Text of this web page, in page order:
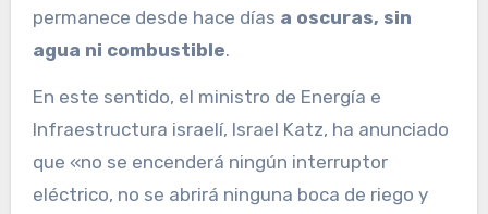
permanece desde hace días a oscuras, sin
agua ni combustible.
En este sentido, el ministro de Energía e
Infraestructura israelí, Israel Katz, ha anunciado
que «no se encenderá ningún interruptor
eléctrico, no se abrirá ninguna boca de riego y